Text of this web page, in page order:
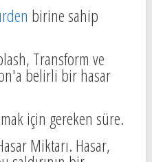
birine sahip
Transform ve
belirli bir hasar
için gereken süre.
Miktarı. Hasar,